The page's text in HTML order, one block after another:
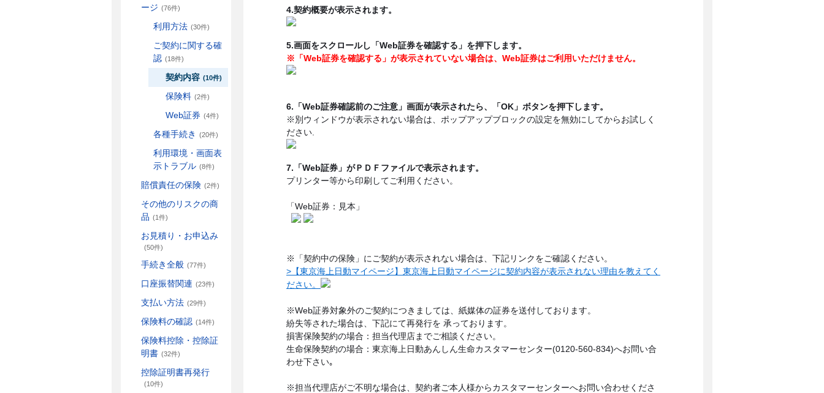
ージ (76件)
利用方法 (30件)
ご契約に関する確
認 (18件)
契約内容 (10件)
保険料 (2件)
Web証券 (4件)
各種手続き (20件)
利用環境・画面表
示トラブル (8件)
賠償責任の保険 (2件)
その他のリスクの商
品 (1件)
お見積り・お申込み
(50件)
手続き全般 (77件)
口座振替関連 (23件)
支払い方法 (29件)
保険料の確認 (14件)
保険料控除・控除証
明書 (32件)
控除証明書再発行
(10件)
4.契約概要が表示されます。
5.画面をスクロールし「Web証券を確認する」を押下します。
※「Web証券を確認する」が表示されていない場合は、Web証券はご利用いただけません。
6.「Web証券確認前のご注意」画面が表示されたら、「OK」ボタンを押下します。
※別ウィンドウが表示されない場合は、ポップアップブロックの設定を無効にしてからお試しく
ださい.
7.「Web証券」がＰＤＦファイルで表示されます。
プリンター等から印刷してご利用ください。
「Web証券：見本」
※「契約中の保険」にご契約が表示されない場合は、下記リンクをご確認ください。
>【東京海上日動マイページ】東京海上日動マイページに契約内容が表示されない理由を教えてく
ださい。
※Web証券対象外のご契約につきましては、紙媒体の証券を送付しております。
紛失等された場合は、下記にて再発行を 承っております。
損害保険契約の場合：担当代理店までご相談ください。
生命保険契約の場合：東京海上日動あんしん生命カスタマーセンター(0120-560-834)へお問い合
わせ下さい｡
※担当代理店がご不明な場合は、契約者ご本人様からカスタマーセンターへお問い合わせくださ